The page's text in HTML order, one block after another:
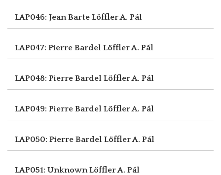
LAP046: Jean Barte Löffler A. Pál
LAP047: Pierre Bardel Löffler A. Pál
LAP048: Pierre Bardel Löffler A. Pál
LAP049: Pierre Bardel Löffler A. Pál
LAP050: Pierre Bardel Löffler A. Pál
LAP051: UnknownLöffler A. Pál